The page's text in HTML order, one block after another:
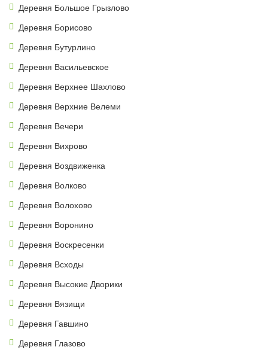
Деревня Большое Грызлово
Деревня Борисово
Деревня Бутурлино
Деревня Васильевское
Деревня Верхнее Шахлово
Деревня Верхние Велеми
Деревня Вечери
Деревня Вихрово
Деревня Воздвиженка
Деревня Волково
Деревня Волохово
Деревня Воронино
Деревня Воскресенки
Деревня Всходы
Деревня Высокие Дворики
Деревня Вязищи
Деревня Гавшино
Деревня Глазово